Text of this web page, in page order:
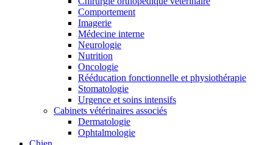
Comportement
Imagerie
Médecine interne
Neurologie
Nutrition
Oncologie
Rééducation fonctionnelle et physiothérapie
Stomatologie
Urgence et soins intensifs
Cabinets vétérinaires associés
Dermatologie
Ophtalmologie